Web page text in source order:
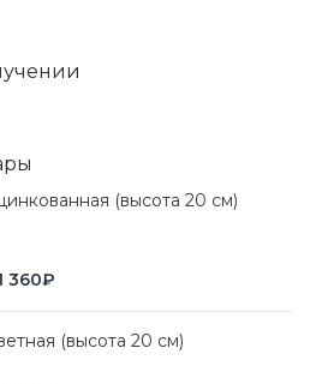
(высота 20 см)
360₽
(высота 20 см)